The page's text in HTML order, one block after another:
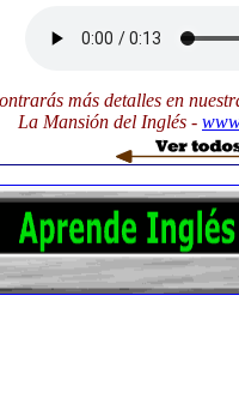
más detalles en
La Mansión del Inglés -